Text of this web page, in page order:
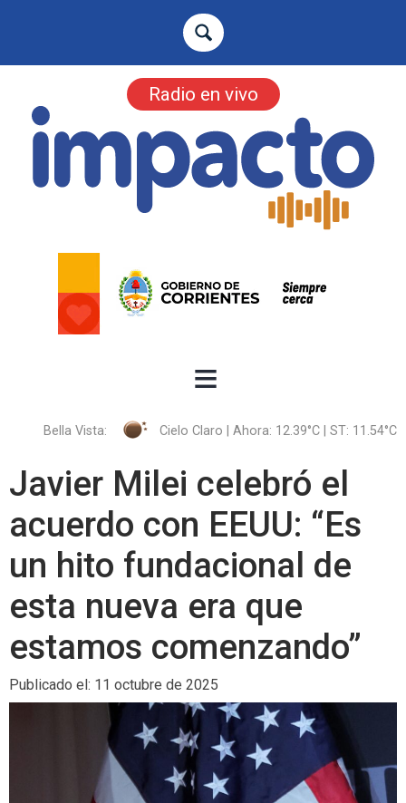
Radio en vivo
Bella Vista: Cielo Claro | Ahora: 12.39°C | ST: 11.54°C
Javier Milei celebró el
acuerdo con EEUU: “Es
un hito fundacional de
esta nueva era que
estamos comenzando”
Publicado el: 11 octubre de 2025